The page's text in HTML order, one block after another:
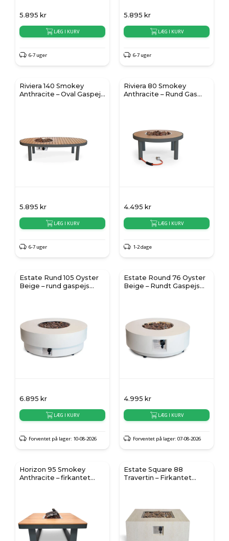
5.895 kr
LÆG I KURV
6-7 uger
5.895 kr
LÆG I KURV
6-7 uger
Riviera 140 Smokey
Anthracite – Oval Gaspejs
5.895 kr
LÆG I KURV
6-7 uger
Riviera 80 Smokey
Anthracite – Rund Gas
4.495 kr
LÆG I KURV
1-2 dage
Estate Rund 105 Oyster
Beige – rund gaspejs
6.895 kr
LÆG I KURV
Forventet på lager: 10-08-2026
Estate Round 76 Oyster
Beige – Rundt Gaspejs
4.995 kr
LÆG I KURV
Forventet på lager: 07-08-2026
Horizon 95 Smokey
Anthracite – firkantet
Estate Square 88
Travertin – Firkantet